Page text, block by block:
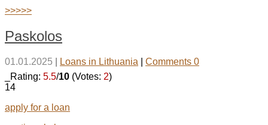
>>>>>
Paskolos
01.01.2025 Loans in Lithuania
Comments 0
_Rating: 5.5/10 (Votes: 2)
14
apply for a loan